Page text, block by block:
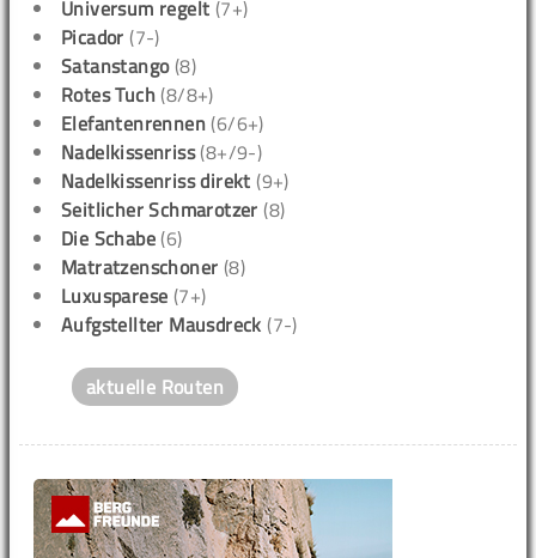
Universum regelt (7+)
Picador (7-)
Satanstango(8)
Rotes Tuch (8/8+)
Elefantenrennen (6/6+)
Nadelkissenriss(8+/9-)
Nadelkissenriss direkt (9+)
Seitlicher Schmarotzer (8)
Die Schabe (6)
Matratzenschoner (8)
Luxusparese (7+)
Aufgstellter Mausdreck (7-)
aktuelle Routen